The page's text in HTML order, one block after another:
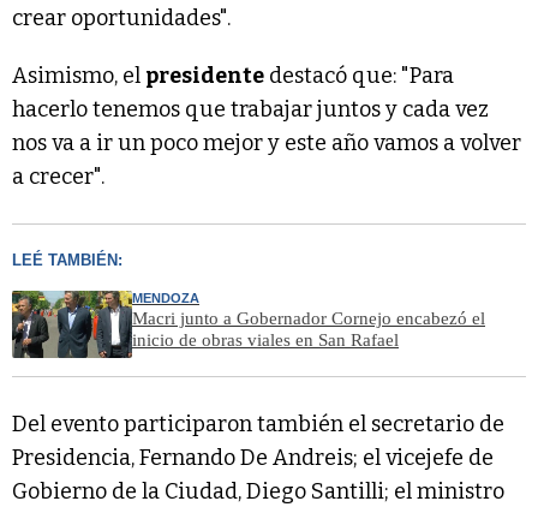
crear oportunidades".
Asimismo, el presidente destacó que: "Para
hacerlo tenemos que trabajar juntos y cada vez
nos va a ir un poco mejor y este año vamos a volver
a crecer".
LEÉ TAMBIÉN:
MENDOZA
Macri junto a Gobernador Cornejo encabezó el
inicio de obras viales en San Rafael
Del evento participaron también el secretario de
Presidencia, Fernando De Andreis; el vicejefe de
Gobierno de la Ciudad, Diego Santilli; el ministro